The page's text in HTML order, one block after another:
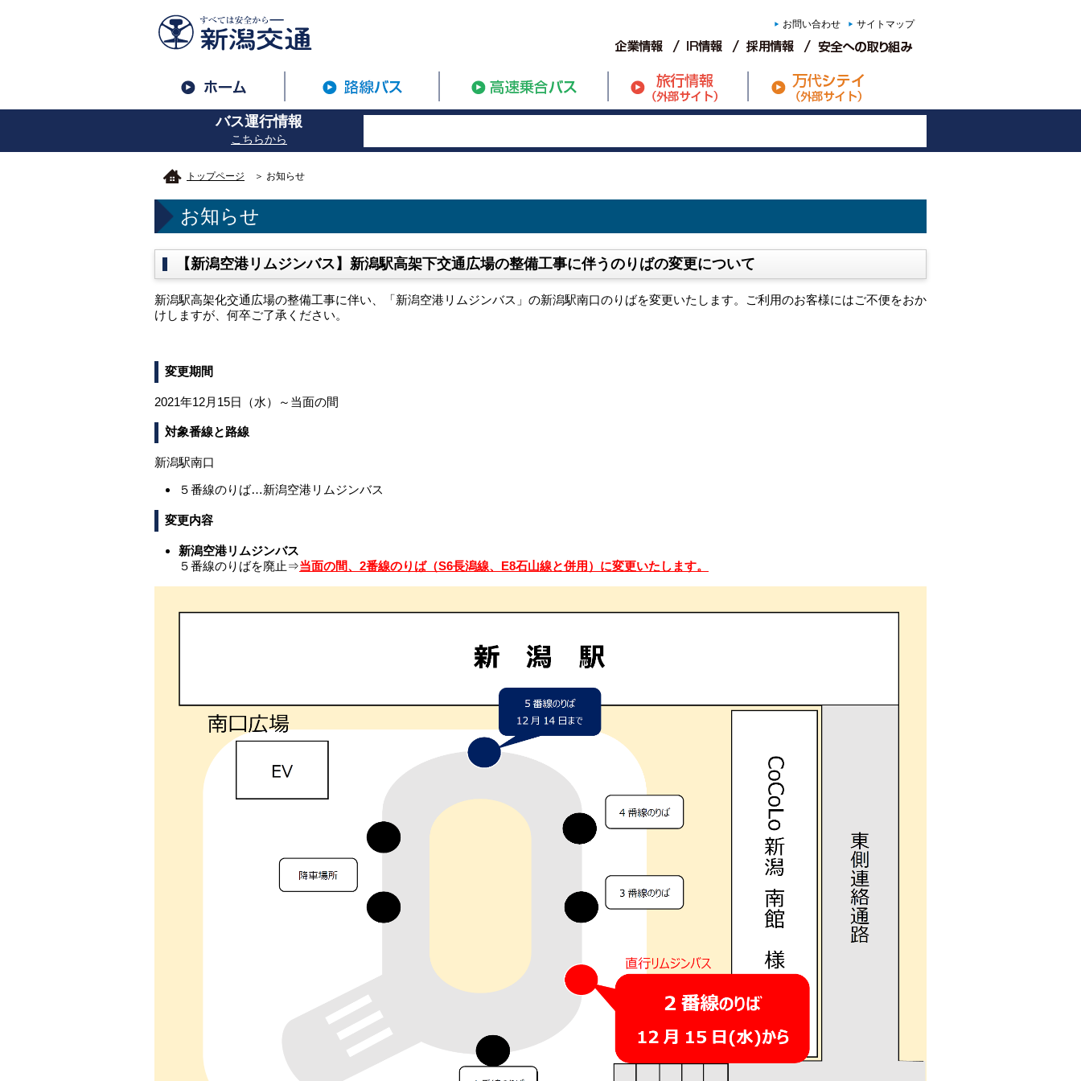
お問い合わせ サイトマップ
バス運行情報
こちらから
トップページ ＞ お知らせ
お知らせ
【新潟空港リムジンバス】新潟駅高架下交通広場の整備工事に伴うのりばの変更について
新潟駅高架化交通広場の整備工事に伴い、「新潟空港リムジンバス」の新潟駅南口のりばを変更いたします。ご利用のお客様にはご不便をおか
けしますが、何卒ご了承ください。
変更期間
2021年12月15日（水）～当面の間
対象番線と路線
新潟駅南口
５番線のりば…新潟空港リムジンバス
変更内容
新潟空港リムジンバス
５番線のりばを廃止⇒当面の間、2番線のりば（S6長潟線、E8石山線と併用）に変更いたします。